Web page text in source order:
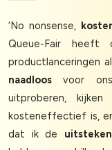
‘No nonsense,
Queue-Fair heeft
productlanceringen
naadloos voor
uitproberen,
kosteneffectief is,
dat ik de